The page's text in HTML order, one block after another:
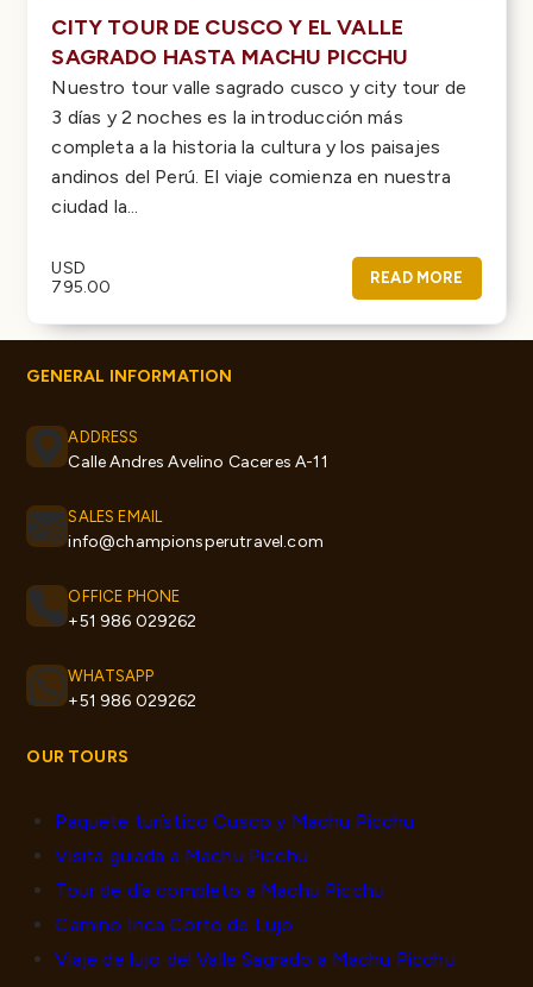
CITY TOUR DE CUSCO Y EL VALLE
SAGRADO HASTA MACHU PICCHU
Nuestro tour valle sagrado cusco y city tour de
3 días y 2 noches es la introducción más
completa a la historia la cultura y los paisajes
andinos del Perú. El viaje comienza en nuestra
ciudad la...
USD
795.00
READ MORE
GENERAL INFORMATION
ADDRESS
Calle Andres Avelino Caceres A-11
SALES EMAIL
info@championsperutravel.com
OFFICE PHONE
+51 986 029262
WHATSAPP
+51 986 029262
OUR TOURS
Paquete turístico Cusco y Machu Picchu
Visita guiada a Machu Picchu
Tour de día completo a Machu Picchu
Camino Inca Corto de Lujo
Viaje de lujo del Valle Sagrado a Machu Picchu